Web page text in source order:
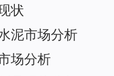
状
泥市场分析
场分析